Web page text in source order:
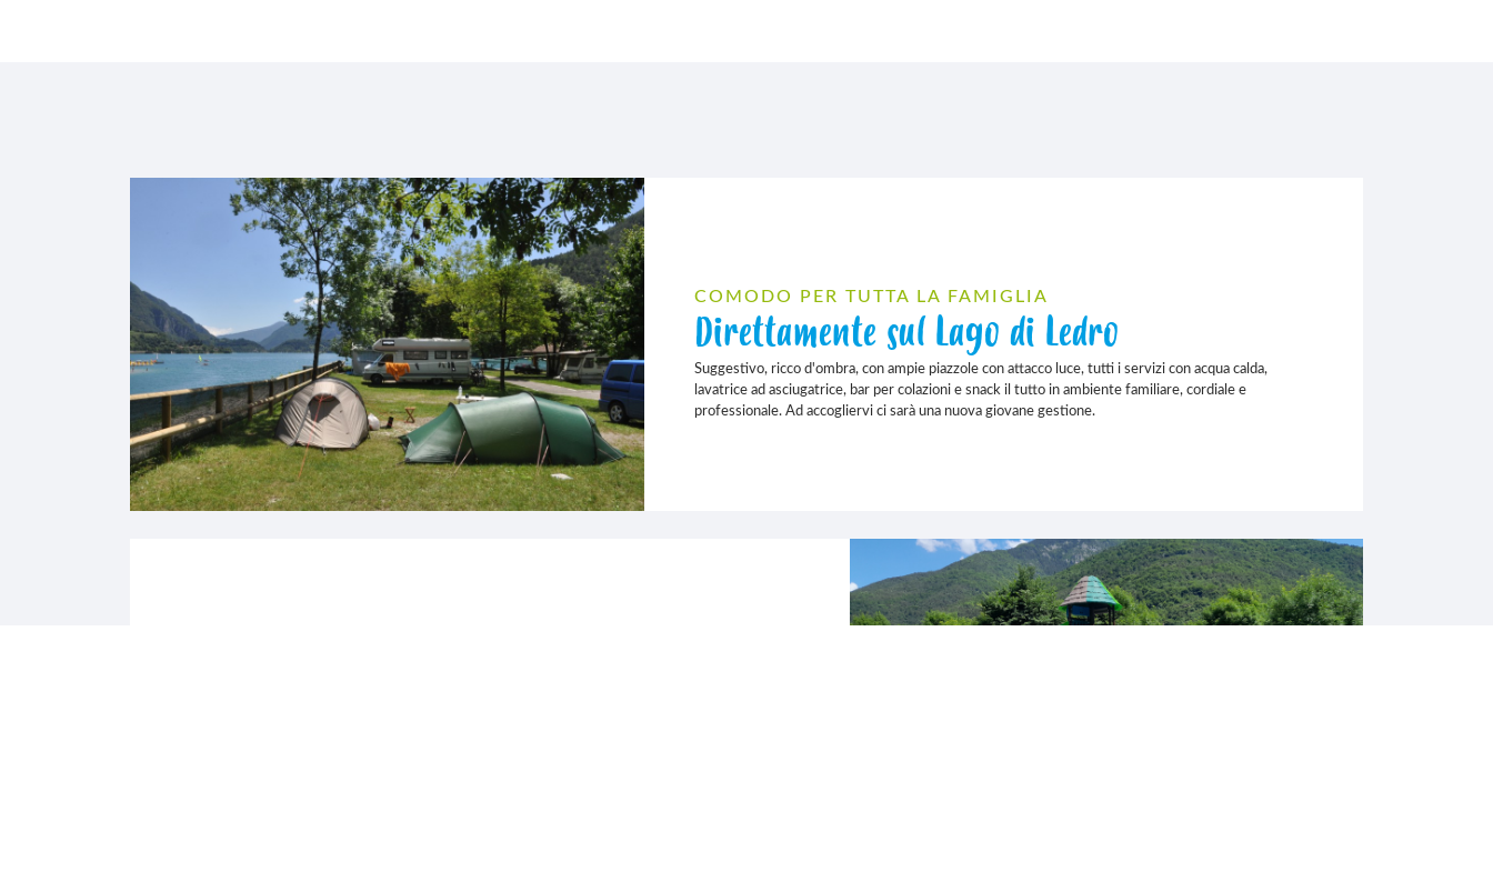
COMODO PER TUTTA LA FAMIGLIA
Direttamente sul Lago di Ledro
Suggestivo, ricco d'ombra, con ampie piazzole con attacco luce, tutti i servizi con acqua calda,
lavatrice ad asciugatrice, bar per colazioni e snack il tutto in ambiente familiare, cordiale e
professionale. Ad accogliervi ci sarà una nuova giovane gestione.